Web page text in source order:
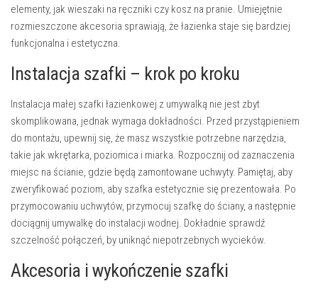
elementy, jak wieszaki na ręczniki czy kosz na pranie. Umiejętnie
rozmieszczone akcesoria sprawiają, że łazienka staje się bardziej
funkcjonalna i estetyczna.
Instalacja szafki – krok po kroku
Instalacja małej szafki łazienkowej z umywalką nie jest zbyt
skomplikowana, jednak wymaga dokładności. Przed przystąpieniem
do montażu, upewnij się, że masz wszystkie potrzebne narzędzia,
takie jak wkrętarka, poziomica i miarka. Rozpocznij od zaznaczenia
miejsc na ścianie, gdzie będą zamontowane uchwyty. Pamiętaj, aby
zweryfikować poziom, aby szafka estetycznie się prezentowała. Po
przymocowaniu uchwytów, przymocuj szafkę do ściany, a następnie
dociągnij umywalkę do instalacji wodnej. Dokładnie sprawdź
szczelność połączeń, by uniknąć niepotrzebnych wycieków.
Akcesoria i wykończenie szafki